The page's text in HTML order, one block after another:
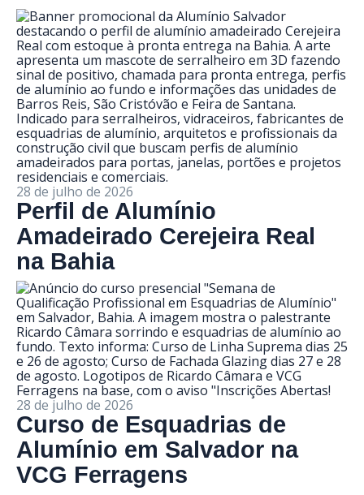
28 de julho de 2026
Perfil de Alumínio
Amadeirado Cerejeira Real
na Bahia
28 de julho de 2026
Curso de Esquadrias de
Alumínio em Salvador na
VCG Ferragens